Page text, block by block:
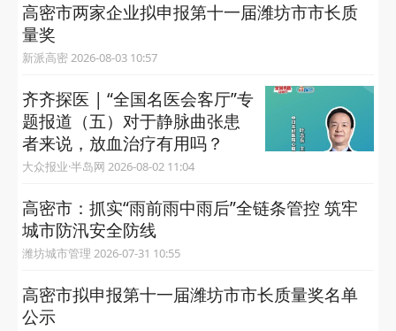
高密市两家企业拟申报第十一届潍坊市市长质
量奖
新派高密 2026-08-03 10:57
齐齐探医 | “全国名医会客厅”专
题报道（五）对于静脉曲张患
者来说，放血治疗有用吗？
大众报业·半岛网 2026-08-02 11:04
高密市：抓实“雨前雨中雨后”全链条管控 筑牢
城市防汛安全防线
潍坊城市管理 2026-07-31 10:55
高密市拟申报第十一届潍坊市市长质量奖名单
公示